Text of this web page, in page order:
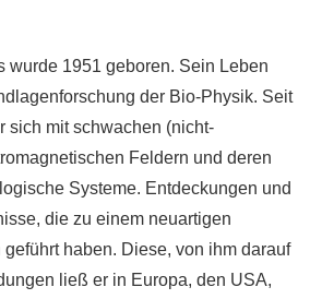
wurde 1951 geboren. Sein Leben
der Bio-Physik. Seit
sich mit schwachen (nicht-
Feldern und deren
Systeme. Entdeckungen und
die zu einem neuartigen
haben. Diese, von ihm darauf
ließ er in Europa, den USA,